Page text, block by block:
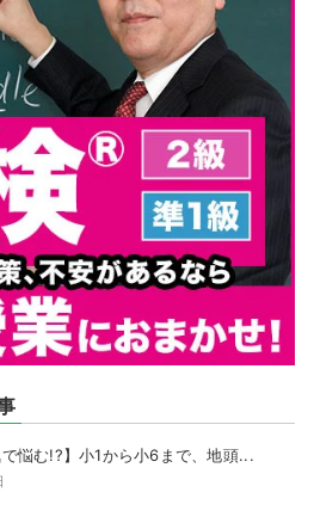
で悩む!?】小1から小6まで、地頭...